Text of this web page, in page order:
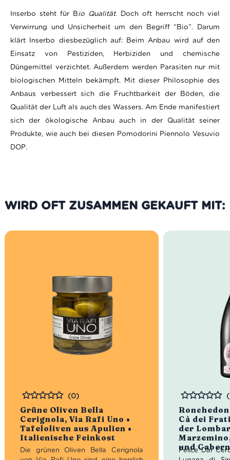
Inserbo steht für Bio Qualität. Doch oft herrscht noch viel
Verwirrung und Unsicherheit um den Begriff “Bio”. Darum
klärt Inserbo diesbezüglich auf: Beim Anbau wird auf den
Einsatz von Pestiziden, Herbiziden und chemische
Düngemittel verzichtet. Außerdem werden Parasiten nur mit
biologischen Mitteln bekämpft. Mit dieser Philosophie des
Anbaus verbessert sich die Fruchtbarkeit der Böden, die
Qualität der Luft als auch des Wassers. Am Ende manifestiert
sich der ökologische Anbau auch in der Qualität seiner
Produkte, wie auch bei diesen Pomodorini Piennolo Vesuvio
DOP.
WIRD OFT ZUSAMMEN GEKAUFT MIT:
Grüne Oliven Bella
Cerignola, Via Rafi Uno •
Tafeloliven aus Apulien •
Italienische Feinkost
Bewertet
(0)
Die grünen Oliven Bella Cerignola
Cà dei
der
und
Bewertet
Felice Dal